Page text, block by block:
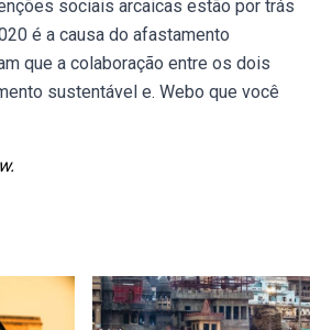
sociais arcaicas estão por trás
é a causa do afastamento
que a colaboração entre os dois
sustentável e. Webo que você